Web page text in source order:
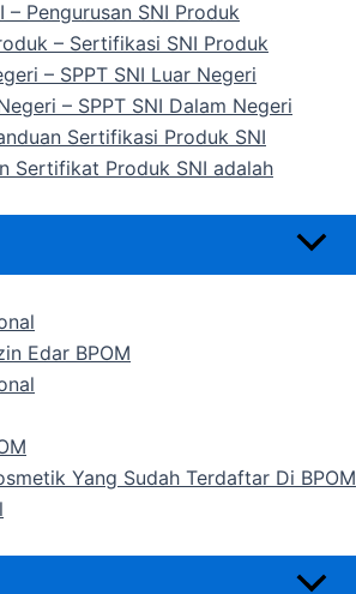
– Pengurusan SNI Produk
– Sertifikasi SNI Produk
– SPPT SNI Luar Negeri
– SPPT SNI Dalam Negeri
Sertifikasi Produk SNI
Sertifikat Produk SNI adalah
Edar BPOM
Yang Sudah Terdaftar Di BPOM